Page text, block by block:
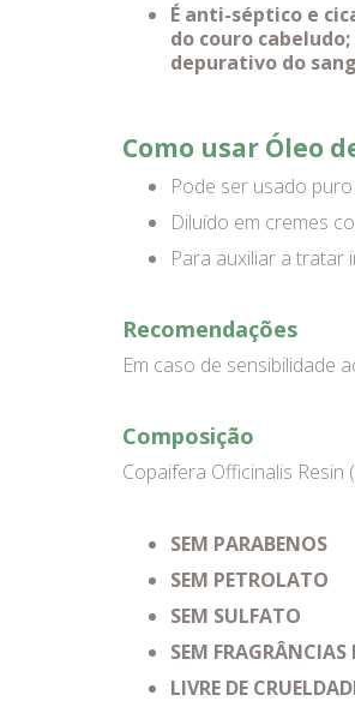
É anti-séptico e
do couro
depurativo do
Como usar Óleo
Pode ser usado
Diluído em cremes
Para auxiliar a tratar
Recomendações
Em caso de sensibilidade
Composição
Copaifera Officinalis Resin
SEM PARABENOS
SEM PETROLATO
SEM SULFATO
SEM
LIVRE DE